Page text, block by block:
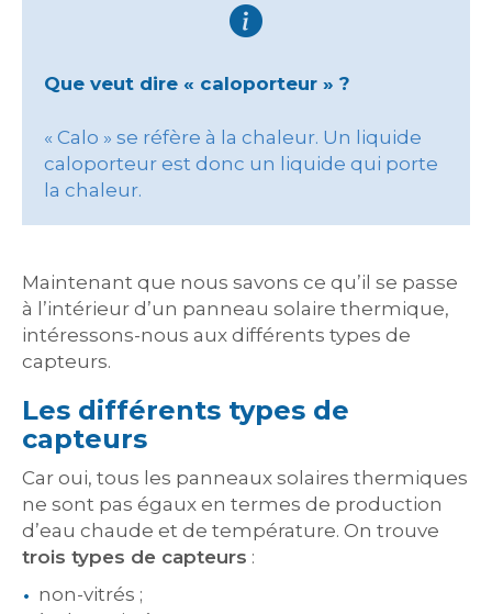
Que veut dire « caloporteur » ?
« Calo » se réfère à la chaleur. Un liquide
caloporteur est donc un liquide qui porte
la chaleur.
Maintenant que nous savons ce qu’il se passe
à l’intérieur d’un panneau solaire thermique,
intéressons-nous aux différents types de
capteurs.
Les différents types de
capteurs
Car oui, tous les panneaux solaires thermiques
ne sont pas égaux en termes de production
d’eau chaude et de température. On trouve
trois types de capteurs :
non-vitrés ;